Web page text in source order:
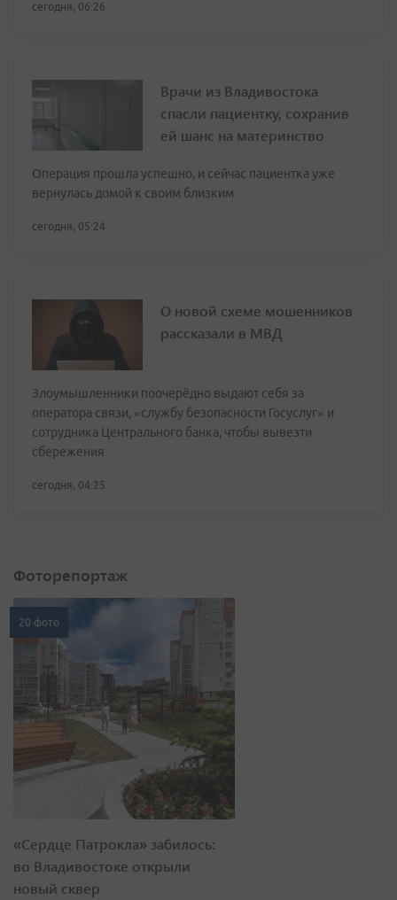
сегодня, 06:26
Врачи из Владивостока
спасли пациентку, сохранив
ей шанс на материнство
Операция прошла успешно, и сейчас пациентка уже
вернулась домой к своим близким
сегодня, 05:24
О новой схеме мошенников
рассказали в МВД
Злоумышленники поочерёдно выдают себя за
оператора связи, «службу безопасности Госуслуг» и
сотрудника Центрального банка, чтобы вывезти
сбережения
сегодня, 04:25
Фоторепортаж
20 фото
«Сердце Патрокла» забилось:
во Владивостоке открыли
новый сквер